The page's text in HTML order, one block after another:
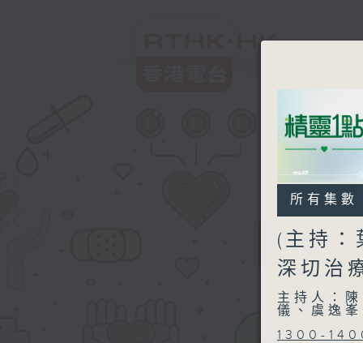
所有集數
(主持
深切治
主持人：
儀、虞逸
1300-